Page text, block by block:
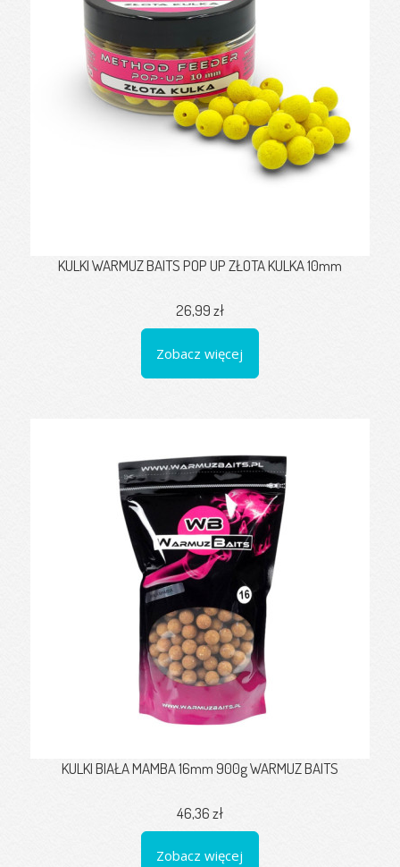
KULKI WARMUZ BAITS POP UP ZŁOTA KULKA 10mm
26,99 zł
Zobacz więcej
KULKI BIAŁA MAMBA 16mm 900g WARMUZ BAITS
46,36 zł
Zobacz więcej